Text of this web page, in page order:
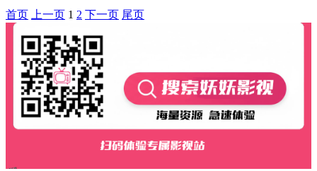
首页 上一页 1 2 下一页 尾页